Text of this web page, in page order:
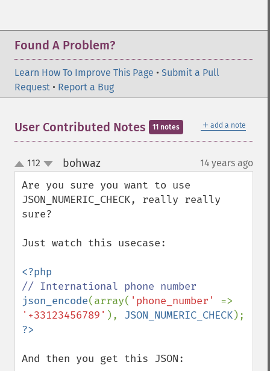
Found A Problem?
Learn How To Improve This Page • Submit a Pull
Request • Report a Bug
＋ add a note
User Contributed Notes 11 notes
up
down
112 bohwaz¶ 14 years ago
Are you sure you want to use
JSON_NUMERIC_CHECK, really really
sure?
Just watch this usecase:
json_encode(array( 'phone_number'
'+33123456789' ), JSON_NUMERIC_CHECK
And then you get this JSON: